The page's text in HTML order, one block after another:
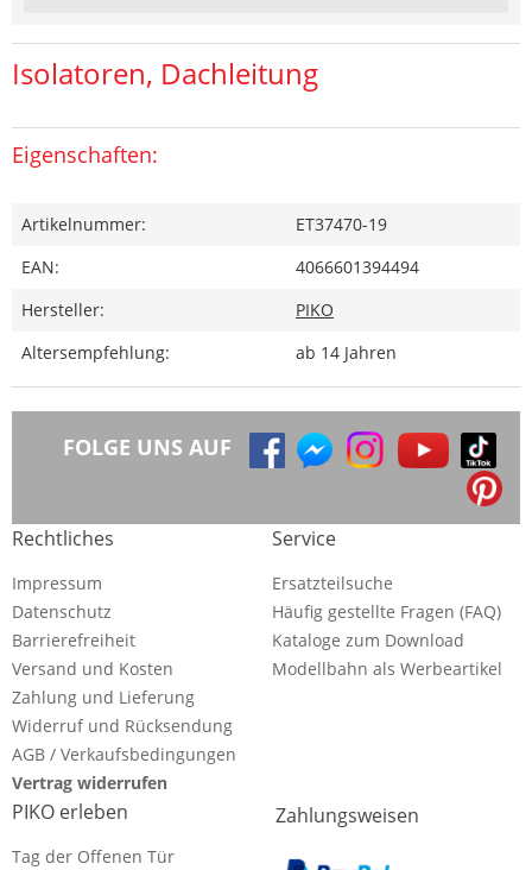
Isolatoren, Dachleitung
Eigenschaften:
Artikelnummer:
ET37470-19
EAN:
4066601394494
Hersteller:
PIKO
Altersempfehlung:
ab 14 Jahren
FOLGE UNS AUF
Rechtliches
Impressum
Datenschutz
Barrierefreiheit
Versand und Kosten
Zahlung und Lieferung
Widerruf und Rücksendung
AGB / Verkaufsbedingungen
Vertrag widerrufen
Service
Ersatzteilsuche
Häufig gestellte Fragen (FAQ)
Kataloge zum Download
Modellbahn als Werbeartikel
PIKO erleben
Tag der Offenen Tür
Zahlungsweisen